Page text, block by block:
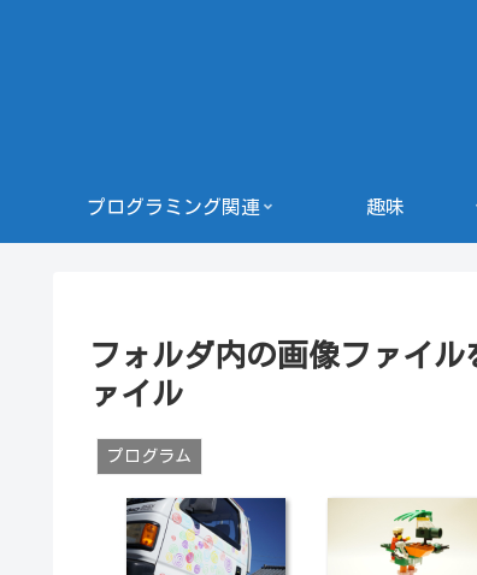
プログラミング関連 趣味
フォルダ内の画像ファイル
ァイル
プログラム